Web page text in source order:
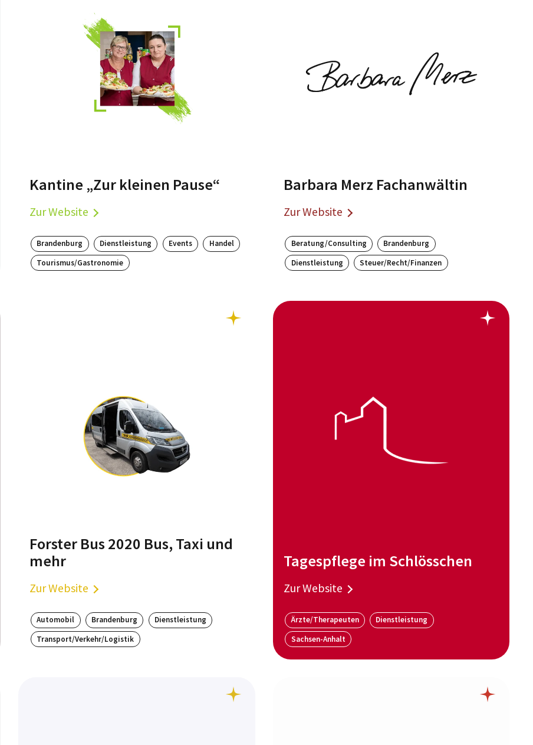
Kantine „Zur kleinen Pause“
Zur Website
Brandenburg Dienstleistung Events
Handel
Tourismus/Gastronomie
Barbara Merz Fachanwältin
Zur Website
Beratung/Consulting
Brandenburg
Dienstleistung
Steuer/Recht/Finanzen
Forster Bus 2020 Bus, Taxi und
mehr
Zur Website
Automobil Brandenburg
Dienstleistung
Transport/Verkehr/Logistik
Tagespflege im Schlösschen
Zur Website
Ärzte/Therapeuten
Dienstleistung
Sachsen-Anhalt